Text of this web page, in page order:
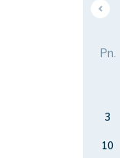
Pn.
3
10